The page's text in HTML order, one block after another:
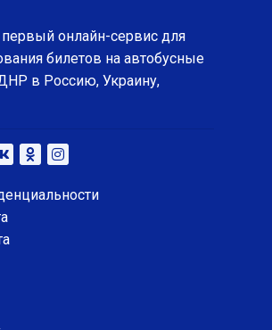
первый онлайн-сервис для
билетов на автобусные
в Россию, Украину,